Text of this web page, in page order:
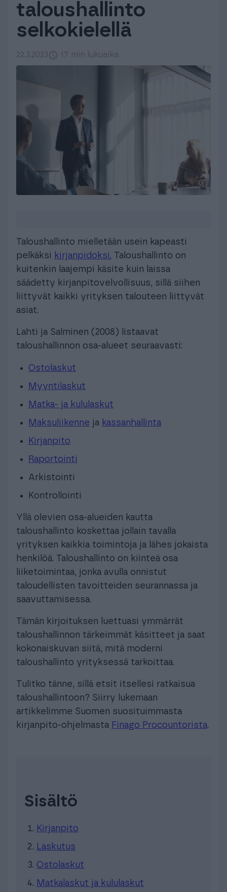
Tuki & Koulutus
Tilaa Procountor
Kokeile maksutta
taloushallinto
selkokielellä
22.3.2023 17 min lukuaika
Taloushallinto mielletään usein kapeasti
pelkäksi kirjanpidoksi. Taloushallinto on
kuitenkin laajempi käsite kuin laissa
säädetty kirjanpitovelvollisuus, sillä siihen
liittyvät kaikki yrityksen talouteen liittyvät
asiat.
Lahti ja Salminen (2008) listaavat
taloushallinnon osa-alueet seuraavasti:
Ostolaskut
Myyntilaskut
Matka- ja kululaskut
Maksuliikenne ja kassanhallinta
Kirjanpito
Raportointi
Arkistointi
Kontrollointi
Yllä olevien osa-alueiden kautta
taloushallinto koskettaa jollain tavalla
yrityksen kaikkia toimintoja ja lähes jokaista
henkilöä. Taloushallinto on kiinteä osa
liiketoimintaa, jonka avulla onnistut
taloudellisten tavoitteiden seurannassa ja
saavuttamisessa.
Tämän kirjoituksen luettuasi ymmärrät
taloushallinnon tärkeimmät käsitteet ja saat
kokonaiskuvan siitä, mitä moderni
taloushallinto yrityksessä tarkoittaa.
Tulitko tänne, sillä etsit itsellesi ratkaisua
taloushallintoon? Siirry lukemaan
artikkelimme Suomen suosituimmasta
kirjanpito-ohjelmasta Finago Procountorista.
Sisältö
Kirjanpito
Laskutus
Ostolaskut
Matkalaskut ja kululaskut